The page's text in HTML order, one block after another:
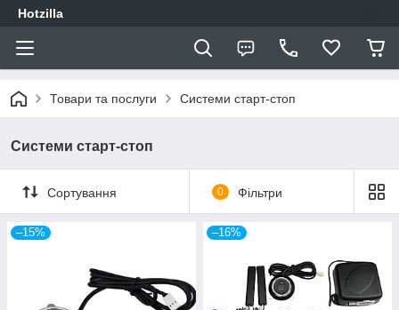
Hotzilla
Товари та послуги Системи старт-стоп
Системи старт-стоп
Сортування 0 Фільтри
–15% –16%